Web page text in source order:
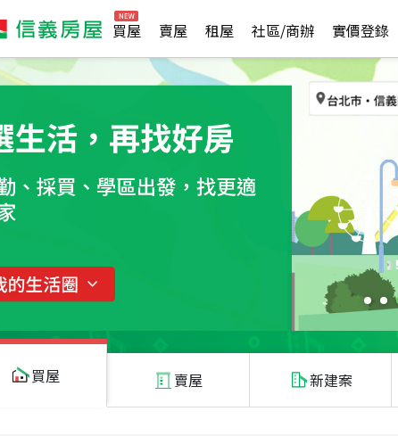
買屋 賣屋 租屋 社區/商辦 實價登錄
買屋 賣屋 新建案